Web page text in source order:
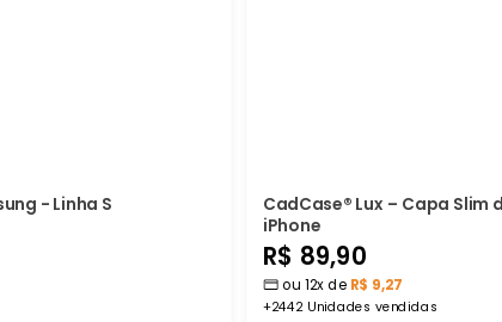
- Linha S
CadCase® Lux – Capa
iPhone
Preço
promocional
R$ 89,90
ou 12x de R$ 9,27
+2442 Unidades vendidas